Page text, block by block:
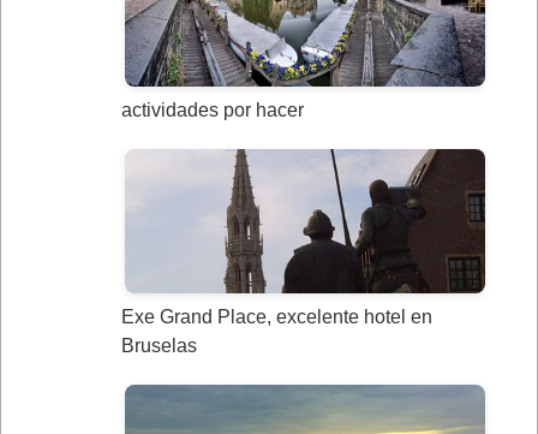
actividades por hacer
Exe Grand Place, excelente hotel en
Bruselas